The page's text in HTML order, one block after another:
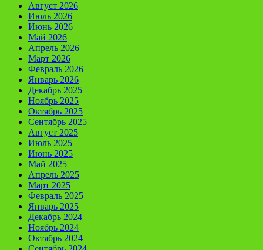
Август 2026
Июль 2026
Июнь 2026
Май 2026
Апрель 2026
Март 2026
Февраль 2026
Январь 2026
Декабрь 2025
Ноябрь 2025
Октябрь 2025
Сентябрь 2025
Август 2025
Июль 2025
Июнь 2025
Май 2025
Апрель 2025
Март 2025
Февраль 2025
Январь 2025
Декабрь 2024
Ноябрь 2024
Октябрь 2024